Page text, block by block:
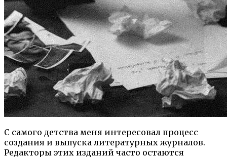
С самого детства меня интересовал процесс
создания и выпуска литературных журналов.
Редакторы этих изданий часто остаются